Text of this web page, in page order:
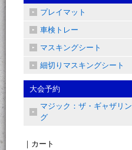
プレイマット
車検トレー
マスキングシート
細切りマスキングシート
大会予約
マジック：ザ・ギャザリン
グ
｜カート